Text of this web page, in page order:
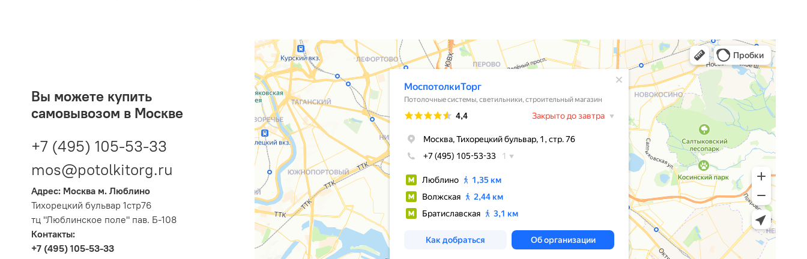
Вы можете купить
самовывозом в Москве
+7 (495) 105-53-33
mos@potolkitorg.ru
Адрес: Москва м. Люблино
Тихорецкий бульвар 1стр76
тц "Люблинское поле" пав. Б-108
Контакты:
+7 (495) 105-53-33